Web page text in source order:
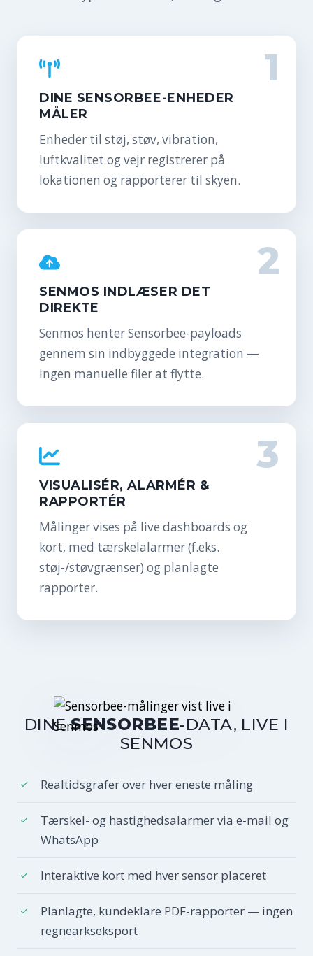
1
DINE SENSORBEE-ENHEDER
MÅLER
Enheder til støj, støv, vibration,
luftkvalitet og vejr registrerer på
lokationen og rapporterer til skyen.
2
SENMOS INDLÆSER DET
DIREKTE
Senmos henter Sensorbee-payloads
gennem sin indbyggede integration —
ingen manuelle filer at flytte.
3
VISUALISÉR, ALARMÉR &
RAPPORTÉR
Målinger vises på live dashboards og
kort, med tærskelalarmer (f.eks.
støj-/støvgrænser) og planlagte
rapporter.
DINESENSORBEE-DATA, LIVE I
SENMOS
Realtidsgrafer over hver eneste måling
Tærskel- og hastighedsalarmer via e-mail og
WhatsApp
Interaktive kort med hver sensor placeret
Planlagte, kundeklare PDF-rapporter — ingen
regnearkseksport